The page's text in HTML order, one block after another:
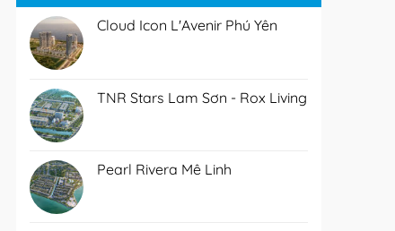
Cloud Icon L'Avenir Phú Yên
TNR Stars Lam Sơn - Rox Living
Pearl Rivera Mê Linh